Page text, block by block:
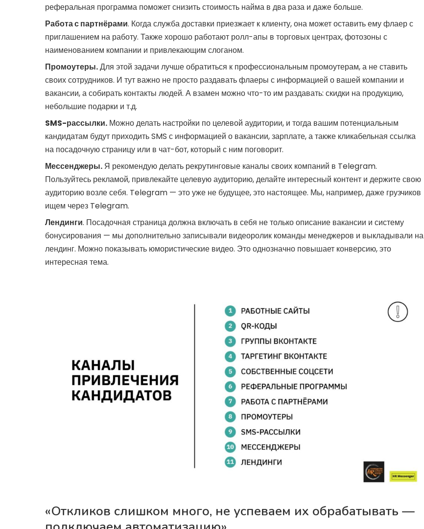
реферальная программа поможетснизить стоимость найма в два раза и даже больше.
Работа с партнёрами. Когда служба доставки приезжает к клиенту, она может оставить ему флаер с
приглашением на работу. Также хорошо работают ролл-апы в торговых центрах, фотозоны с
наименованием компании и привлекающим слоганом.
Промоутеры.Для этой задачи лучше обратиться к профессиональным промоутерам, а не ставить
своих сотрудников. И тут важно не просто раздавать флаеры с информацией о вашей компании и
вакансии, а собирать контакты людей. А взамен можно что-то им раздавать: скидки на продукцию,
небольшие подарки и т.д.
SMS-рассылки. Можно делать настройки по целевой аудитории, и тогда вашим потенциальным
кандидатам будут приходить SMS с информацией о вакансии, зарплате, а также кликабельная ссылка
на посадочную страницу или в чат-бот, который с ним поговорит.
Мессенджеры. Я рекомендую делать рекрутинговые каналы своих компаний в Telegram.
Пользуйтесь рекламой, привлекайте целевую аудиторию, делайте интересный контент и держите свою
аудиторию возле себя. Telegram — это уже не будущее, это настоящее. Мы, например, даже грузчиков
ищем через Telegram.
Лендинги. Посадочная страница должна включать в себя не только описание вакансии и систему
бонусирования — мы дополнительно записывали видеоролик команды менеджеров и выкладывали на
лендинг. Можно показывать юмористические видео. Это однозначно повышает конверсию, это
интересная тема.
«Откликов слишком много, не успеваем их обрабатывать —